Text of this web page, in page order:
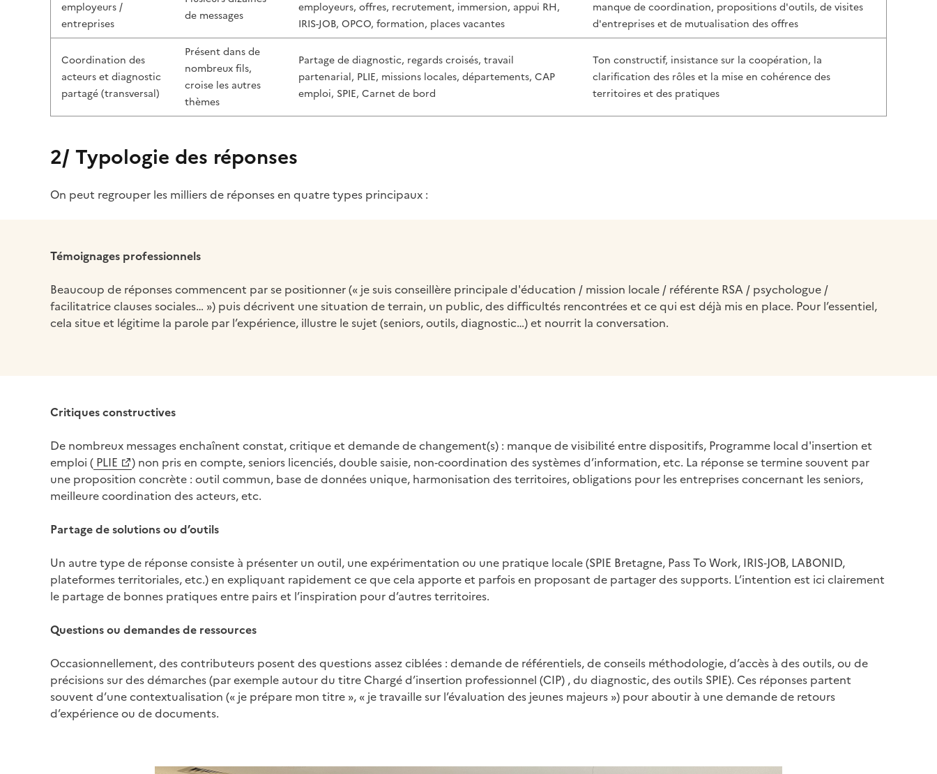
employeurs /
entreprises
de messages
employeurs, offres, recrutement, immersion, appui RH,
IRIS-JOB, OPCO, formation, places vacantes
manque de coordination, propositions d'outils, de visites
d'entreprises et de mutualisation des offres
Coordination des
acteurs et diagnostic
partagé (transversal)
Présent dans de
nombreux fils,
croise les autres
thèmes
Partage de diagnostic, regards croisés, travail
partenarial, PLIE, missions locales, départements, CAP
emploi, SPIE, Carnet de bord
Ton constructif, insistance sur la coopération, la
clarification des rôles et la mise en cohérence des
territoires et des pratiques
2/ Typologie des réponses
On peut regrouper les milliers de réponses en quatre types principaux :
Témoignages professionnels
Beaucoup de réponses commencent par se positionner (« je suis conseillère principale d'éducation / mission locale / référente RSA / psychologue /
facilitatrice clauses sociales… ») puis décrivent une situation de terrain, un public, des difficultés rencontrées et ce qui est déjà mis en place. Pour l’essentiel,
cela situe et légitime la parole par l’expérience, illustre le sujet (seniors, outils, diagnostic…) et nourrit la conversation.
Critiques constructives
De nombreux messages enchaînent constat, critique et demande de changement(s) : manque de visibilité entre dispositifs, Programme local d'insertion et
emploi (
(Ouvre une nouvelle fenêtre)
PLIE
) non pris en compte, seniors licenciés, double saisie, non‑coordination des systèmes d’information, etc. La réponse se termine souvent par
une proposition concrète : outil commun, base de données unique, harmonisation des territoires, obligations pour les entreprises concernant les seniors,
meilleure coordination des acteurs, etc.
Partage de solutions ou d’outils
Un autre type de réponse consiste à présenter un outil, une expérimentation ou une pratique locale (SPIE Bretagne, Pass To Work, IRIS‑JOB, LABONID,
plateformes territoriales, etc.) en expliquant rapidement ce que cela apporte et parfois en proposant de partager des supports. L’intention est ici clairement
le partage de bonnes pratiques entre pairs et l’inspiration pour d’autres territoires.
Questions ou demandes de ressources
Occasionnellement, des contributeurs posent des questions assez ciblées : demande de référentiels, de conseils méthodologie, d’accès à des outils, ou de
précisions sur des démarches (par exemple autour du titre Chargé d’insertion professionnel (CIP) , du diagnostic, des outils SPIE). Ces réponses partent
souvent d’une contextualisation (« je prépare mon titre », « je travaille sur l’évaluation des jeunes majeurs ») pour aboutir à une demande de retours
d’expérience ou de documents.